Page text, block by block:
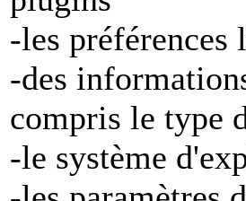
-les préférences
-des
compris le type
-le système